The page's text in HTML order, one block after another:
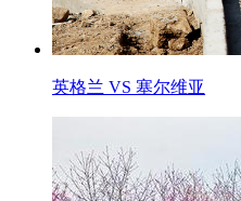
英格兰 VS 塞尔维亚